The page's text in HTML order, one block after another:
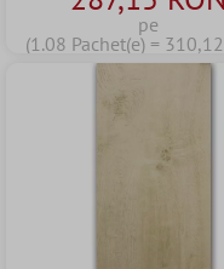
pe
(1.08 Pachet(e) = 310,12